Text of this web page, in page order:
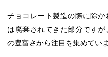
チョコレート製造の際に除
は廃棄されてきた部分です
の豊富さから注目を集めていま